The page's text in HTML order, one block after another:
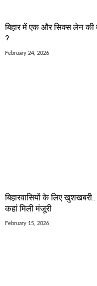
बिहार में एक और सिक्स लेन की
?
February 24, 2026
बिहारवासियों के लिए खुशखबरी..
कहां मिली मंजूरी
February 15, 2026